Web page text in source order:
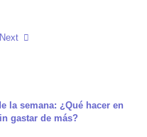
Next
la semana: ¿Qué hacer en
gastar de más?